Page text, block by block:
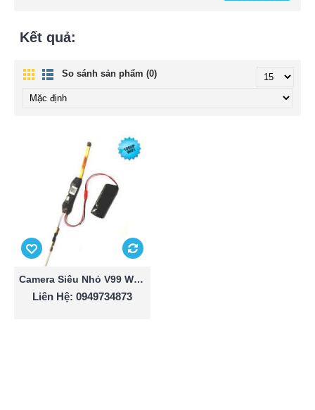
Kết quả:
So sánh sản phẩm (0)
Camera Siêu Nhỏ V99 WIFI Quay Phim Từ Xa Full HD 1080P
Liên Hệ: 0949734873